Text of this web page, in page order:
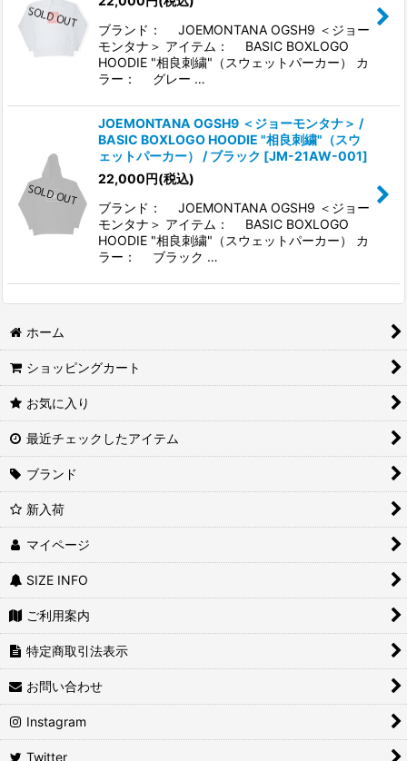
ブランド： JOEMONTANA OGSH9 ＜ジョー
モンタナ＞ アイテム： BASIC BOXLOGO
HOODIE "相良刺繍"（スウェットパーカー） カ
ラー： グレー …
JOEMONTANA OGSH9 ＜ジョーモンタナ＞ /
BASIC BOXLOGO HOODIE "相良刺繍"（スウ
ェットパーカー） / ブラック [JM-21AW-001]
22,000円(税込)
ブランド： JOEMONTANA OGSH9 ＜ジョー
モンタナ＞ アイテム： BASIC BOXLOGO
HOODIE "相良刺繍"（スウェットパーカー） カ
ラー： ブラック …
ホーム
ショッピングカート
お気に入り
最近チェックしたアイテム
ブランド
新入荷
マイページ
SIZE INFO
ご利用案内
特定商取引法表示
お問い合わせ
Instagram
Twitter